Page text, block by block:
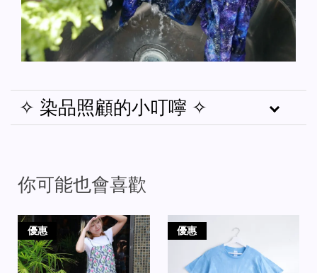
✧ 染品照顧的小叮嚀 ✧
你可能也會喜歡
優惠 優惠